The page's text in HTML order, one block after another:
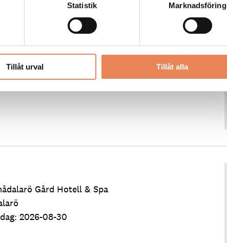
Statistik Marknadsföring
Tillåt urval Tillåt alla
Manager/Hotelldirektör
Hotel Grand
Gård Hotell & Spa
2026-08-30